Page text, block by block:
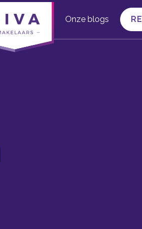
Onze blogs